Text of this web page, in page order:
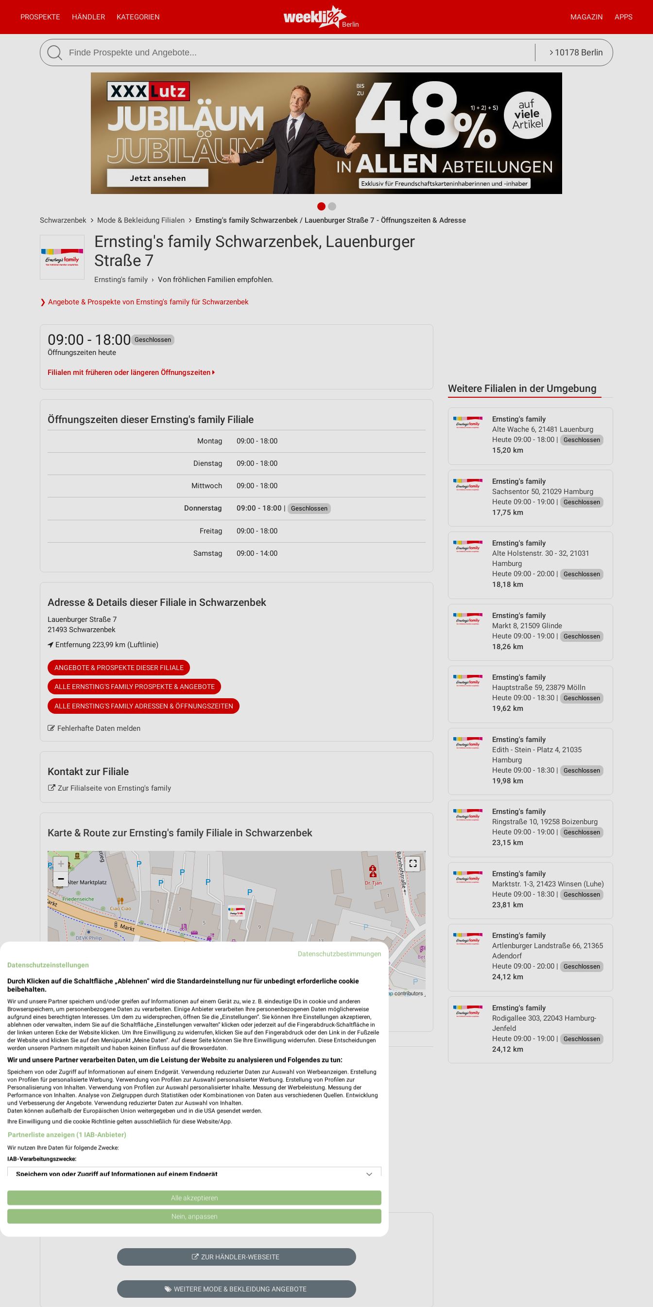
Berlin
PROSPEKTE HÄNDLER KATEGORIEN MAGAZIN APPS
10178 Berlin
Schwarzenbek Mode & Bekleidung Filialen Ernsting's family Schwarzenbek / Lauenburger Straße 7 - Öffnungszeiten & Adresse
Weitere Filialen in der Umgebung
Ernsting's family
Alte Wache 6, 21481 Lauenburg
Heute 09:00 - 18:00 |
Geschlossen
15,20 km
Ernsting's family
Sachsentor 50, 21029 Hamburg
Heute 09:00 - 19:00 |
Geschlossen
17,75 km
Ernsting's family
Alte Holstenstr. 30 - 32, 21031
Hamburg
Heute 09:00 - 20:00 |
Geschlossen
18,18 km
Ernsting's family
Markt 8, 21509 Glinde
Heute 09:00 - 19:00 |
Geschlossen
18,26 km
Ernsting's family
Hauptstraße 59, 23879 Mölln
Heute 09:00 - 18:30 |
Geschlossen
19,62 km
Ernsting's family
Edith - Stein - Platz 4, 21035
Hamburg
Heute 09:00 - 18:30 |
Geschlossen
19,98 km
Ernsting's family
Ringstraße 10, 19258 Boizenburg
Heute 09:00 - 19:00 |
Geschlossen
23,15 km
Ernsting's family
Marktstr. 1-3, 21423 Winsen (Luhe)
Heute 09:00 - 18:30 |
Geschlossen
23,81 km
Ernsting's family
Artlenburger Landstraße 66, 21365
Adendorf
Heute 09:00 - 20:00 |
Geschlossen
24,12 km
Ernsting's family
Rodigallee 303, 22043 Hamburg-
Jenfeld
Heute 09:00 - 19:00 |
Geschlossen
24,12 km
Ernsting's family Schwarzenbek, Lauenburger
Straße 7
Ernsting's family › Von fröhlichen Familien empfohlen.
❯ Angebote & Prospekte von Ernsting's family für Schwarzenbek
09:00 - 18:00 Geschlossen
Öffnungszeiten heute
Filialen mit früheren oder längeren Öffnungszeiten
Öffnungszeiten dieser Ernsting's family Filiale
Montag 09:00 - 18:00
Dienstag 09:00 - 18:00
Mittwoch 09:00 - 18:00
Donnerstag 09:00 - 18:00 | Geschlossen
Freitag 09:00 - 18:00
Samstag 09:00 - 14:00
Adresse & Details dieser Filiale in Schwarzenbek
Lauenburger Straße 7
21493 Schwarzenbek
Entfernung 223,99 km (Luftlinie)
ANGEBOTE & PROSPEKTE DIESER FILIALE
ALLE ERNSTING'S FAMILY PROSPEKTE & ANGEBOTE
ALLE ERNSTING'S FAMILY ADRESSEN & ÖFFNUNGSZEITEN
Fehlerhafte Daten melden
Kontakt zur Filiale
Zur Filialseite von Ernsting's family
Karte & Route zur Ernsting's family Filiale in Schwarzenbek
⛶
+
−
OpenStreetMapcontributors
ÖPNV ANZEIGEN LADESÄULEN ANZEIGEN NAVIGATION MIT GOOGLE/IOS MAPS
ZUR HÄNDLER-WEBSEITE
WEITERE MODE & BEKLEIDUNG ANGEBOTE
Datenschutzbestimmungen
Datenschutzeinstellungen
Durch Klicken auf die Schaltfläche „Ablehnen“ wird die Standardeinstellung nur für unbedingt erforderliche cookie
beibehalten.
Wir und unsere Partner speichern und/oder greifen auf Informationen auf einem Gerät zu, wie z. B. eindeutige IDs in cookie und anderen
Browserspeichern, um personenbezogene Daten zu verarbeiten. Einige Anbieter verarbeiten Ihre personenbezogenen Daten möglicherweise
aufgrund eines berechtigten Interesses. Um dem zu widersprechen, öffnen Sie die „Einstellungen“. Sie können Ihre Einstellungen akzeptieren,
ablehnen oder verwalten, indem Sie auf die Schaltfläche „Einstellungen verwalten“ klicken oder jederzeit auf die Fingerabdruck-Schaltfläche in
der linken unteren Ecke der Website klicken. Um Ihre Einwilligung zu widerrufen, klicken Sie auf den Fingerabdruck oder den Link in der Fußzeile
der Website und klicken Sie auf den Menüpunkt „Meine Daten“. Auf dieser Seite können Sie Ihre Einwilligung widerrufen. Diese Entscheidungen
werden unseren Partnern mitgeteilt und haben keinen Einfluss auf die Browserdaten.
Wir und unsere Partner verarbeiten Daten, um die Leistung der Website zu analysieren und Folgendes zu tun:
Speichern von oder Zugriff auf Informationen auf einem Endgerät. Verwendung reduzierter Daten zur Auswahl von Werbeanzeigen. Erstellung
von Profilen für personalisierte Werbung. Verwendung von Profilen zur Auswahl personalisierter Werbung. Erstellung von Profilen zur
Personalisierung von Inhalten. Verwendung von Profilen zur Auswahl personalisierter Inhalte. Messung der Werbeleistung. Messung der
Performance von Inhalten. Analyse von Zielgruppen durch Statistiken oder Kombinationen von Daten aus verschiedenen Quellen. Entwicklung
und Verbesserung der Angebote. Verwendung reduzierter Daten zur Auswahl von Inhalten.
Daten können außerhalb der Europäischen Union weitergegeben und in die USA gesendet werden.
Ihre Einwilligung und die cookie Richtlinie gelten ausschließlich für diese Website/App.
Partnerliste anzeigen (1 IAB-Anbieter)
Wir nutzen Ihre Daten für folgende Zwecke:
IAB-Verarbeitungszwecke:
Speichern von oder Zugriff auf Informationen auf einem Endgerät
Verwendung reduzierter Daten zur Auswahl von Werbeanzeigen
Erstellung von Profilen für personalisierte Werbung
Erstellung von Profilen zur Personalisierung von Inhalten
Alle akzeptieren
Nein, anpassen